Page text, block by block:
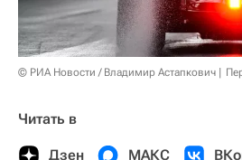
© РИА Новости / Владимир Астапкович
Читать в
Дзен МАКС